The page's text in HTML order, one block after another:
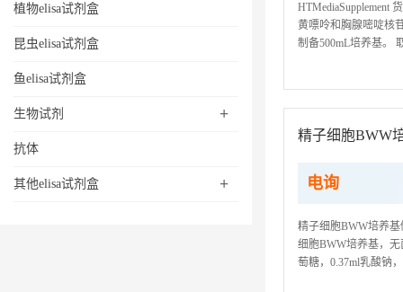
植物elisa试剂盒
昆虫elisa试剂盒
鱼elisa试剂盒
生物试剂 +
抗体
其他elisa试剂盒 +
HTMediaSupplement
黄嘌呤和胸腺嘧啶核
制备500mL培养基。
精子细胞BWW
电询
精子细胞BWW培养
细胞BWW培养基，
萄糖，0.37ml乳酸钠